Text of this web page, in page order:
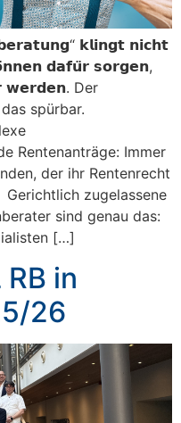
𝗸𝗹𝗶𝗻𝗴𝘁 𝗻𝗶𝗰𝗵𝘁
𝗱𝗮𝗳𝘂̈𝗿 𝘀𝗼𝗿𝗴𝗲𝗻,
𝘄𝗲𝗿𝗱𝗲𝗻. Der
spürbar.
Rentenanträge: Immer
der ihr Rentenrecht
zugelassene
sind genau das:
[…]
in
26